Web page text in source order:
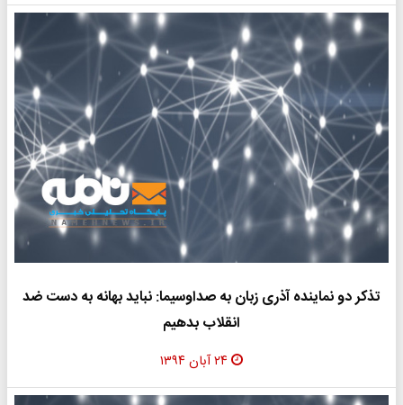
تذکر دو نماینده آذری زبان به صداوسیما: نباید بهانه به دست ضد
انقلاب بدهیم
۲۴ آبان ۱۳۹۴